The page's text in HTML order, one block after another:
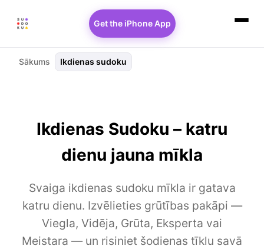
Get the iPhone App
Sākums Ikdienas sudoku
Ikdienas Sudoku – katru
dienu jauna mīkla
Svaiga ikdienas sudoku mīkla ir gatava
katru dienu. Izvēlieties grūtības pakāpi —
Viegla, Vidēja, Grūta, Eksperta vai
Meistara — un risiniet šodienas tīklu savā